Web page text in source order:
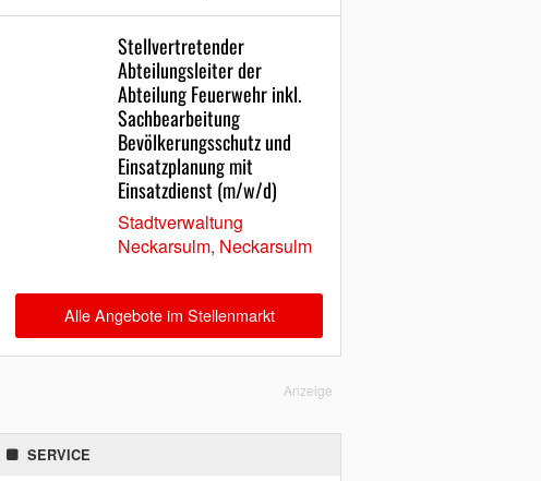
Stellvertretender
Abteilungsleiter der
Abteilung Feuerwehr inkl.
Sachbearbeitung
Bevölkerungsschutz und
Einsatzplanung mit
Einsatzdienst (m/w/d)
Stadtverwaltung
Neckarsulm, Neckarsulm
Alle Angebote im Stellenmarkt
Anzeige
SERVICE